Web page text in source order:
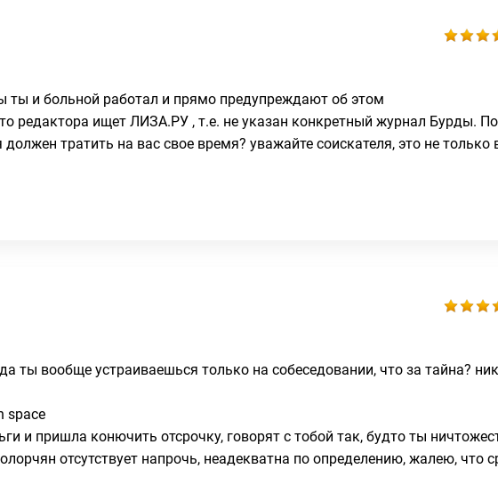
ты и больной работал и прямо предупреждают об этом
редактора ищет ЛИЗА.РУ , т.е. не указан конкретный журнал Бурды.
тратить на вас свое время? уважайте соискателя, это не только
ты вообще устраиваешься только на собеседовании, что за тайна?
space
и пришла конючить отсрочку, говорят с тобой так, будто ты
отсутствует напрочь, неадекватна по определению, жалею, что